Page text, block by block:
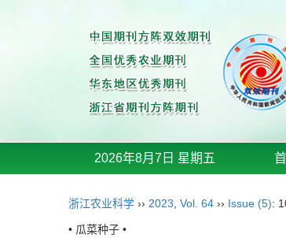
2026年8月7日 星期五
浙江农业科学 ›› 2023 Vol. 64 ›› Issue (5):
• 瓜菜种子 •